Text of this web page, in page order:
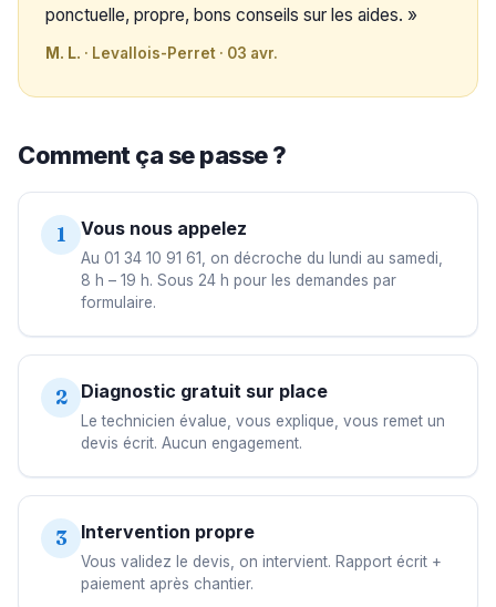
ponctuelle, propre, bons conseils sur les aides. »
M. L. · Levallois-Perret · 03 avr.
Comment ça se passe ?
1 Vous nous appelez
Au 01 34 10 91 61, on décroche du lundi au samedi,
8 h – 19 h. Sous 24 h pour les demandes par
formulaire.
2 Diagnostic gratuit sur place
Le technicien évalue, vous explique, vous remet un
devis écrit. Aucun engagement.
3 Intervention propre
Vous validez le devis, on intervient. Rapport écrit +
paiement après chantier.